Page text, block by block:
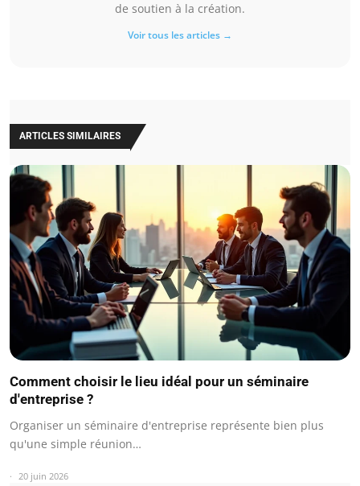
de soutien à la création.
Voir tous les articles →
ARTICLES SIMILAIRES
Comment choisir le lieu idéal pour un séminaire
d'entreprise ?
Organiser un séminaire d'entreprise représente bien plus
qu'une simple réunion…
20 juin 2026